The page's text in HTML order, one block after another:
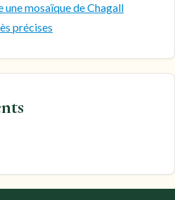
mosaïque de Chagall
précises